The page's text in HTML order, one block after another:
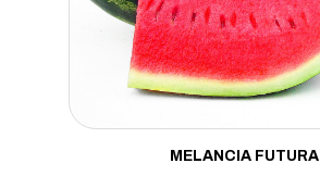
MELANCIA FUTURA